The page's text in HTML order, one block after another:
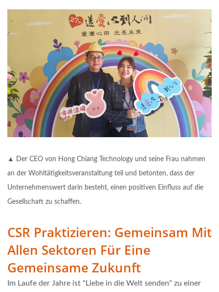
▲ Der CEO von Hong Chiang Technology und seine Frau nahmen
an der Wohltätigkeitsveranstaltung teil und betonten, dass der
Unternehmenswert darin besteht, einen positiven Einfluss auf die
Gesellschaft zu schaffen.
CSR Praktizieren: Gemeinsam Mit
Allen Sektoren Für Eine
Gemeinsame Zukunft
Im Laufe der Jahre ist "Liebe in die Welt senden" zu einer